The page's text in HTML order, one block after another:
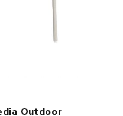
Outdoor